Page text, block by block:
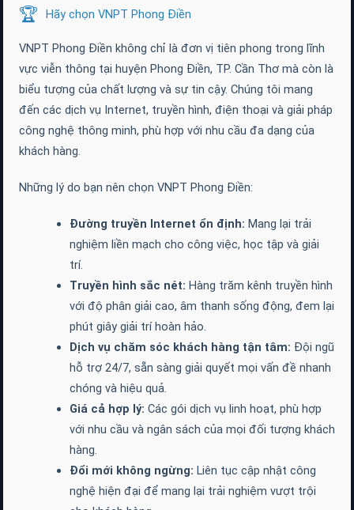
🏆 Hãy chọn VNPT Phong Điền
VNPT Phong Điền không chỉ là đơn vị tiên phong trong lĩnh
vực viễn thông tại huyện Phong Điền, TP. Cần Thơ mà còn là
biểu tượng của chất lượng và sự tin cậy. Chúng tôi mang
đến các dịch vụ Internet, truyền hình, điện thoại và giải pháp
công nghệ thông minh, phù hợp với nhu cầu đa dạng của
khách hàng.
Những lý do bạn nên chọn VNPT Phong Điền:
Đường truyền Internet ổn định: Mang lại trải
nghiệm liền mạch cho công việc, học tập và giải
trí.
Truyền hình sắc nét: Hàng trăm kênh truyền hình
với độ phân giải cao, âm thanh sống động, đem lại
phút giây giải trí hoàn hảo.
Dịch vụ chăm sóc khách hàng tận tâm: Đội ngũ
hỗ trợ 24/7, sẵn sàng giải quyết mọi vấn đề nhanh
chóng và hiệu quả.
Giá cả hợp lý: Các gói dịch vụ linh hoạt, phù hợp
với nhu cầu và ngân sách của mọi đối tượng khách
hàng.
Đổi mới không ngừng: Liên tục cập nhật công
nghệ hiện đại để mang lại trải nghiệm vượt trội